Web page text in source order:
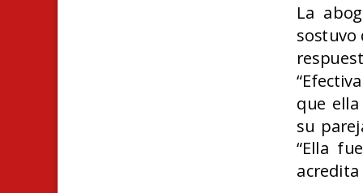
La
sostuvo
que
su
“Ella
acredita